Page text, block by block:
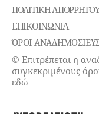
ΠΟΛΙΤΙΚΉ ΑΠΟΡΡΉΤΟΥ
ΕΠΙΚΟΙΝΩΝΊΑ
ΌΡΟΙ
© Επιτρέπεται η
συγκεκριμένους
εδώ